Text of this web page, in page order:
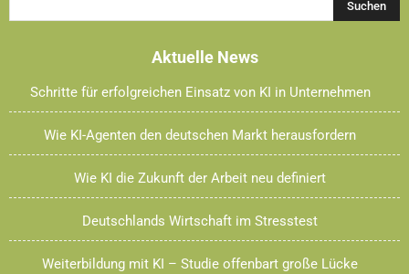
Aktuelle News
Schritte für erfolgreichen Einsatz von KI in Unternehmen
Wie KI-Agenten den deutschen Markt herausfordern
Wie KI die Zukunft der Arbeit neu definiert
Deutschlands Wirtschaft im Stresstest
Weiterbildung mit KI – Studie offenbart große Lücke